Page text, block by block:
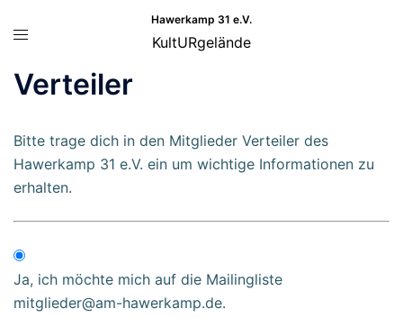
InhaltMenü
Hawerkamp 31 e.V.
KultURgelände
Verteiler
Bitte trage dich in den Mitglieder Verteiler des
Hawerkamp 31 e.V. ein um wichtige Informationen zu
erhalten.
Ja, ich möchte mich auf die Mailingliste
mitglieder@am-hawerkamp.de.